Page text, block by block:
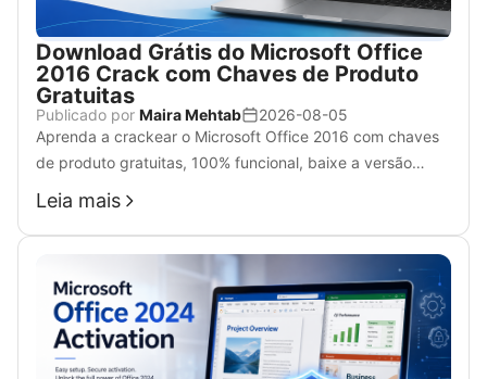
Download Grátis do Microsoft Office
2016 Crack com Chaves de Produto
Gratuitas
Publicado por Maira Mehtab
2026-08-05
Aprenda a crackear o Microsoft Office 2016 com chaves
de produto gratuitas, 100% funcional, baixe a versão
completa do crack do Office 2016 de 64 bits no seu
Windows 7, 10 e 11.
Leia mais